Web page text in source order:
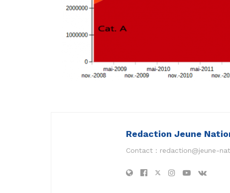
Redaction Jeune
Contact : redaction@jeune-